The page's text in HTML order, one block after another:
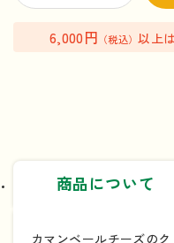
6,000円 （税込）以上
商品について
カマンベールチーズの